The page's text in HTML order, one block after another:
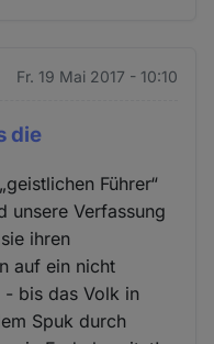
Fr. 19 Mai 2017 - 10:10
die
Führer“
unsere Verfassung
ihren
auf ein nicht
- bis das Volk in
Spuk durch